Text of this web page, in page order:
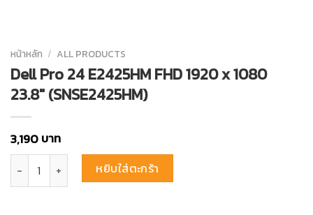
หน้าหลัก / ALL PRODUCTS
Dell Pro 24 E2425HM FHD 1920 x 1080
23.8″ (SNSE2425HM)
3,190บาท
จำนวน Dell Pro 24 E2425HM FHD 1920 x 1080 23.8″ (SNSE2425HM)
หยิบใส่ตะกร้า